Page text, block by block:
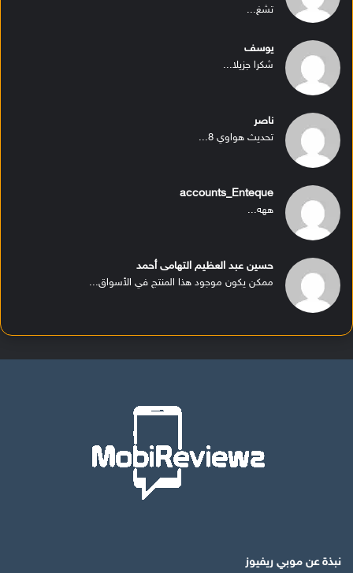
تشغ...
يوسف
شكرا جزيلا...
ناصر
تحديث هواوي 8...
accounts_Enteque
ههه...
حسين عبد العظيم التهامى أحمد
ممكن يكون موجود هذا المنتج في الأسواق...
نبذة عن موبي ريفيوز